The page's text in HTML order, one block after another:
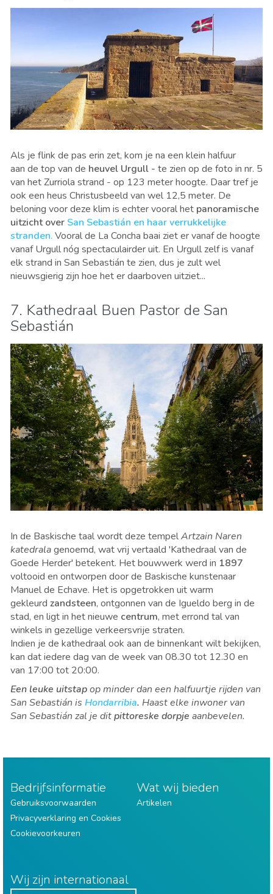
Als je flink de pas erin zet, kom je na een klein halfuur
aan de top van de heuvel Urgull - te zien op de foto in nr. 5
van het Zurriola strand - op 123 meter hoogte. Daar tref je
ook een heus Christusbeeld van wel 12,5 meter. De
beloning voor deze klim is echter vooral het panoramische
uitzicht over San Sebastián en haar verrukkelijke
stranden. Vooral de La Concha baai ziet er vanaf de hoogte
vanaf Urgull nóg spectaculairder uit. En Urgull zelf is vanaf
elk strand in San Sebastián te zien, dus je zult wel
nieuwsgierig zijn hoe het er daarboven uitziet...
7. Kathedraal Buen Pastor de San
Sebastián
In de Baskische taal wordt deze tempelArtzain Naren
katedralagenoemd, wat vrij vertaald 'Kathedraal van de
Goede Herder' betekent. Het bouwwerk werd in 1897
voltooid en ontworpen door de Baskische kunstenaar
Manuel de Echave. Het is opgetrokken uit warm
gekleurd zandsteen, ontgonnen van de Igueldo berg in de
stad, en ligt in het nieuwe centrum, met errond tal van
winkels in gezellige verkeersvrije straten.
Indien je de kathedraal ook aan de binnenkant wilt bekijken,
kan dat iedere dag van de week van 08.30 tot 12.30 en
van 17:00 tot 20:00.
Een leuke uitstapop minder dan een halfuurtje rijden van
San Sebastián is Hondarribia. Haast elke inwoner van
San Sebastián zal je ditpittoreske dorpje aanbevelen.
Bedrijfsinformatie
Gebruiksvoorwaarden
Privacyverklaring en Cookies
Cookievoorkeuren
Wat wij bieden
Artikelen
Wij zijn internationaal